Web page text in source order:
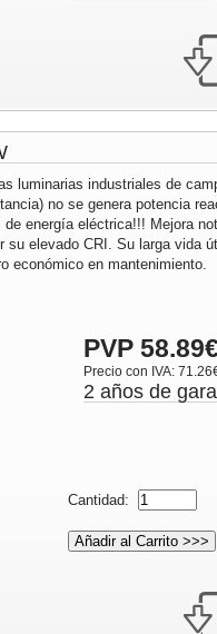
luminarias industriales de
no se genera potencia
de energía eléctrica!!! Mejora
su elevado CRI. Su larga vida
económico en mantenimiento.
PVP
Precio con IVA:
2 años de
Cantidad: